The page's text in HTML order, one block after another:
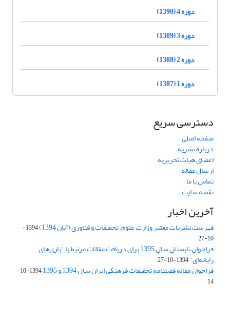
دوره 4 (1390)
دوره 3 (1389)
دوره 2 (1388)
دوره 1 (1387)
دسترسی سریع
صفحه اصلی
درباره نشریه
اعضای هیات تحریریه
ارسال مقاله
تماس با ما
نقشه سایت
آخرین اخبار
فهرست نشریات معتبر وزارت علوم، تحقیقات و فناوری (آبان 1394)
1394-
10-27
فراخوان تابستان سال 1395 برای دریافت مقالات مرتبط با "بازی‌های
رایانه‌ای"1394-10-27
فراخوان مقاله فصلنامه تحقیقات فرهنگی ایران سال 1394 و 1395
1394-10-
14